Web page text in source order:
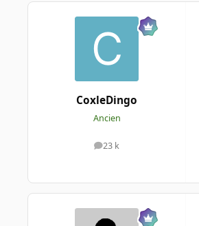
CoxleDingo
Ancien
23 k
messages